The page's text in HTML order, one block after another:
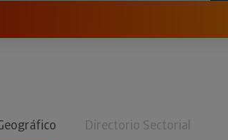
Directorio Sectorial